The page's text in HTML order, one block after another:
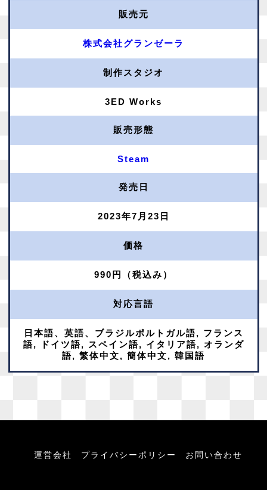
販売元
株式会社グランゼーラ
制作スタジオ
3ED Works
販売形態
Steam
発売日
2023年7月23日
価格
990円（税込み）
対応言語
日本語、英語、ブラジルポルトガル語, フランス
語, ドイツ語, スペイン語, イタリア語, オランダ
語, 繁体中文, 簡体中文, 韓国語
運営会社 プライバシーポリシー お問い合わせ